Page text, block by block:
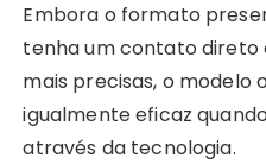
Embora o formato
tenha um contato direto
mais precisas, o modelo
igualmente eficaz
através da tecnologia.